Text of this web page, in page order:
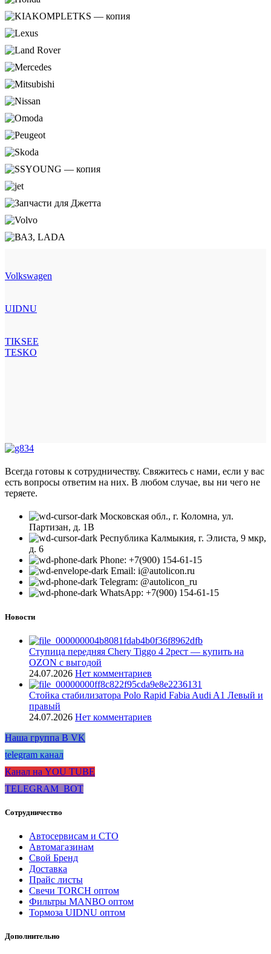
Volkswagen
UIDNU
TIKSEE
TESKO
Всегда готовы к сотрудничеству. Свяжитесь с нами, если у вас
есть вопросы ответим на них. В любом случае, вы ни чего не
теряете.
Московская обл., г. Коломна, ул.
Партизан, д. 1В
Республика Калмыкия, г. Элиста, 9 мкр,
д. 6
Phone: +7(900) 154-61-15
Email: i@autolicon.ru
Telegram: @autolicon_ru
WhatsApp: +7(900) 154-61-15
Новости
Ступица передняя Chery Tiggo 4 2рест — купить на
OZON с выгодой
24.07.2026 Нет комментариев
Стойка стабилизатора Polo Rapid Fabia Audi A1 Левый и
правый
24.07.2026 Нет комментариев
Наша группа В VK
telegram канал
Канал на YOU TUBE
TELEGRAM_BOT
Сотрудничество
Автосервисам и СТО
Автомагазинам
Свой Бренд
Доставка
Прайс листы
Свечи TORCH оптом
Фильтры MANBO оптом
Тормоза UIDNU оптом
Дополнительно